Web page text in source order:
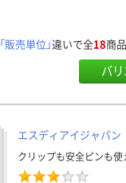
販売単位」違いで全18商
バ
エスディアイジャパ
クリップも安全ピンも使